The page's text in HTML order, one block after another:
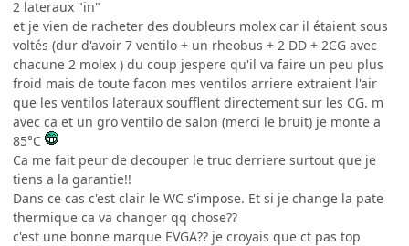
2 lateraux "in"
et je vien de racheter des doubleurs molex car il étaient sous
voltés (dur d'avoir 7 ventilo + un rheobus + 2 DD + 2CG avec
chacune 2 molex ) du coup jespere qu'il va faire un peu plus
froid mais de toute facon mes ventilos arriere extraient l'air
que les ventilos lateraux soufflent directement sur les CG. m
avec ca et un gro ventilo de salon (merci le bruit) je monte a
85°C
Ca me fait peur de decouper le truc derriere surtout que je
tiens a la garantie!!
Dans ce cas c'est clair le WC s'impose. Et si je change la pate
thermique ca va changer qq chose??
c'est une bonne marque EVGA?? je croyais que ct pas top